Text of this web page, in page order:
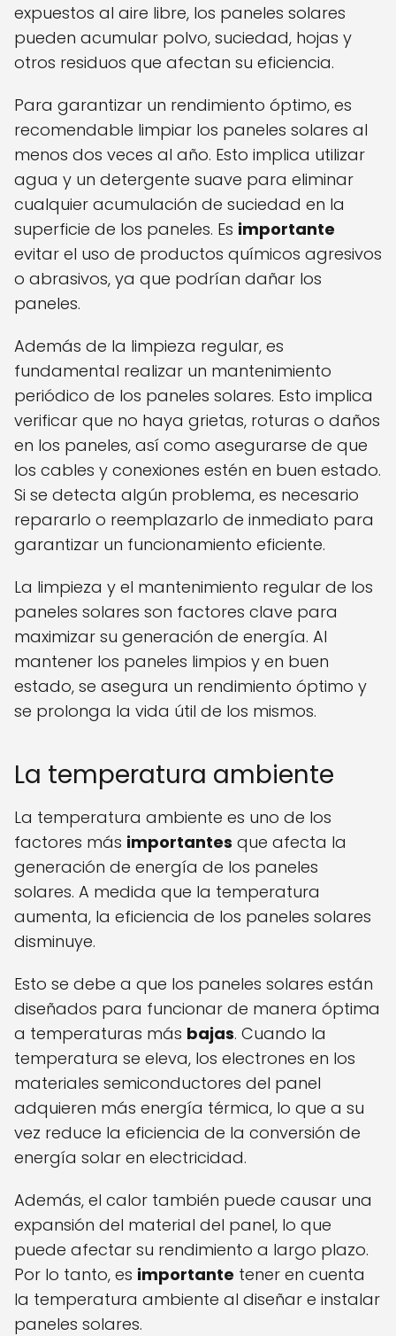
expuestos al aire libre, los paneles solares
pueden acumular polvo, suciedad, hojas y
otros residuos que afectan su eficiencia.
Para garantizar un rendimiento óptimo, es
recomendable limpiar los paneles solares al
menos dos veces al año. Esto implica utilizar
agua y un detergente suave para eliminar
cualquier acumulación de suciedad en la
superficie de los paneles. Es importante
evitar el uso de productos químicos agresivos
o abrasivos, ya que podrían dañar los
paneles.
Además de la limpieza regular, es
fundamental realizar un mantenimiento
periódico de los paneles solares. Esto implica
verificar que no haya grietas, roturas o daños
en los paneles, así como asegurarse de que
los cables y conexiones estén en buen estado.
Si se detecta algún problema, es necesario
repararlo o reemplazarlo de inmediato para
garantizar un funcionamiento eficiente.
La limpieza y el mantenimiento regular de los
paneles solares son factores clave para
maximizar su generación de energía. Al
mantener los paneles limpios y en buen
estado, se asegura un rendimiento óptimo y
se prolonga la vida útil de los mismos.
La temperatura ambiente
La temperatura ambiente es uno de los
factores más importantes que afecta la
generación de energía de los paneles
solares. A medida que la temperatura
aumenta, la eficiencia de los paneles solares
disminuye.
Esto se debe a que los paneles solares están
diseñados para funcionar de manera óptima
a temperaturas más bajas. Cuando la
temperatura se eleva, los electrones en los
materiales semiconductores del panel
adquieren más energía térmica, lo que a su
vez reduce la eficiencia de la conversión de
energía solar en electricidad.
Además, el calor también puede causar una
expansión del material del panel, lo que
puede afectar su rendimiento a largo plazo.
Por lo tanto, es importante tener en cuenta
la temperatura ambiente al diseñar e instalar
paneles solares.